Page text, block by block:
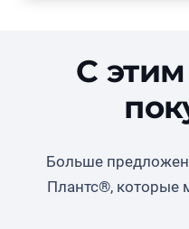
С
Больше
Плантс®, которые